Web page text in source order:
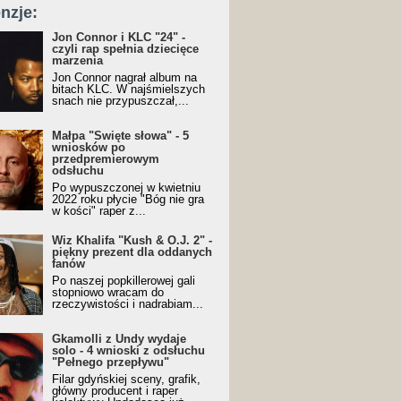
Jon Connor i KLC "24" -
czyli rap spełnia dziecięce
marzenia
Jon Connor nagrał album na
bitach KLC. W najśmielszych
snach nie przypuszczał,...
Małpa "Święte słowa" - 5
wniosków po
przedpremierowym
odsłuchu
Po wypuszczonej w kwietniu
2022 roku płycie "Bóg nie gra
w kości" raper z...
Wiz Khalifa "Kush & O.J. 2" -
piękny prezent dla oddanych
fanów
Po naszej popkillerowej gali
stopniowo wracam do
rzeczywistości i nadrabiam...
Gkamolli z Undy wydaje
solo - 4 wnioski z odsłuchu
"Pełnego przepływu"
Filar gdyńskiej sceny, grafik,
główny producent i raper